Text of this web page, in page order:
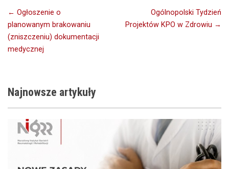
Nawigacja
wpisu
← Ogłoszenie o
planowanym brakowaniu
(zniszczeniu) dokumentacji
medycznej
Ogólnopolski Tydzień
Projektów KPO w Zdrowiu →
Najnowsze artykuły